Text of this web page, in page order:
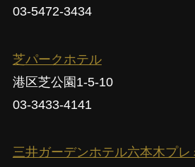
03-5472-3434
芝パークホテル
港区芝公園1-5-10
03-3433-4141
三井ガーデンホテル六本木プレ